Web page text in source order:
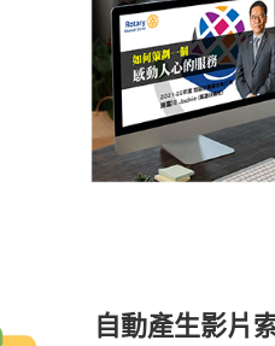
自動產生影片